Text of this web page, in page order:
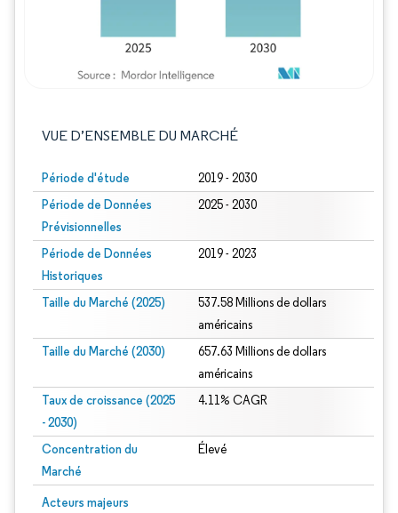
VUE D’ENSEMBLE DU MARCHÉ
Période d'étude 2019 - 2030
Période de Données
Prévisionnelles
2025 - 2030
Période de Données
Historiques
2019 - 2023
Taille du Marché (2025)
537.58 Millions de dollars
américains
Taille du Marché (2030)
657.63 Millions de dollars
américains
Taux de croissance (2025
- 2030)
4.11% CAGR
Concentration du
Marché
Élevé
Acteurs majeurs
Image © Mordor Intelligence. La réutilisation nécessite une attribution sous CC